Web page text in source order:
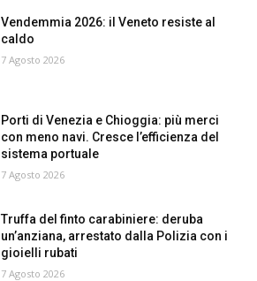
Vendemmia 2026: il Veneto resiste al
caldo
7 Agosto 2026
Porti di Venezia e Chioggia: più merci
con meno navi. Cresce l’efficienza del
sistema portuale
7 Agosto 2026
Truffa del finto carabiniere: deruba
un’anziana, arrestato dalla Polizia con i
gioielli rubati
7 Agosto 2026